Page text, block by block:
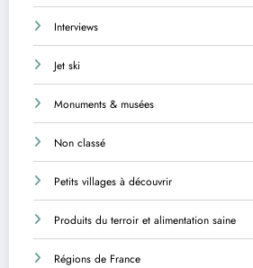
Interviews
Jet ski
Monuments & musées
Non classé
Petits villages à découvrir
Produits du terroir et alimentation saine
Régions de France